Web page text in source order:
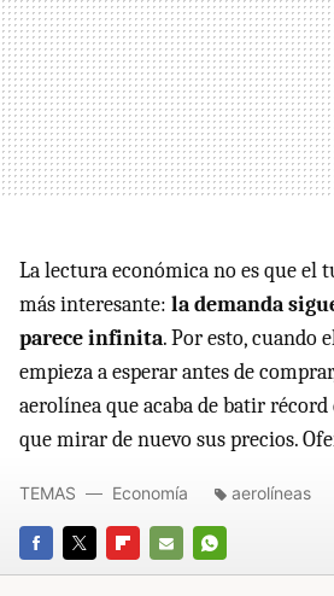
La lectura económica no es que el
más interesante: la demanda
parece infinita. Por esto, cuando
empieza a esperar antes de
aerolínea que acaba de batir
que mirar de nuevo sus precios.
FACEBOOK
TWITTERFLIPBOARD
E-
WHATSAPP
TEMAS Economía aerolíneas